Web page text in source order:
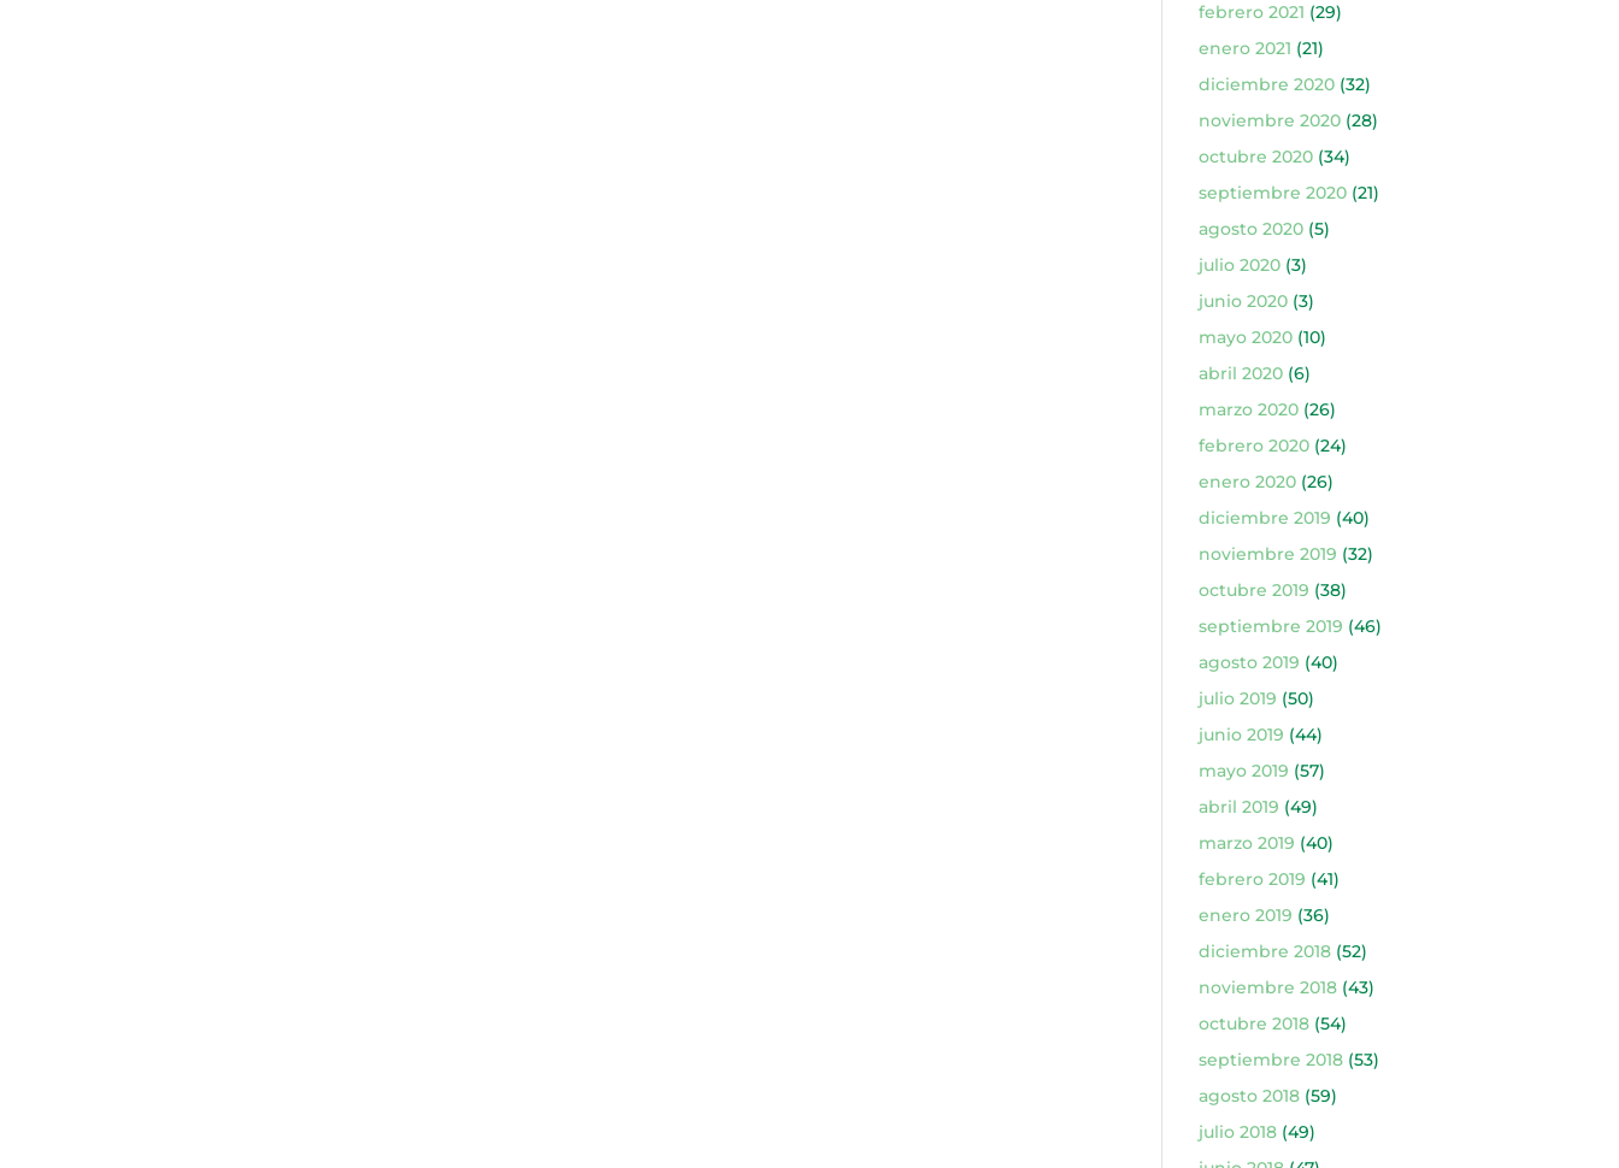
febrero 2021 (29)
enero 2021 (21)
diciembre 2020(32)
noviembre 2020(28)
octubre 2020(34)
septiembre 2020(21)
agosto 2020(5)
julio 2020(3)
junio 2020(3)
mayo 2020(10)
abril 2020(6)
marzo 2020(26)
febrero 2020(24)
enero 2020(26)
diciembre 2019 (40)
noviembre 2019 (32)
octubre 2019 (38)
septiembre 2019 (46)
agosto 2019 (40)
julio 2019 (50)
junio 2019 (44)
mayo 2019 (57)
abril 2019 (49)
marzo 2019 (40)
febrero 2019 (41)
enero 2019 (36)
diciembre 2018(52)
noviembre 2018(43)
octubre 2018(54)
septiembre 2018(53)
agosto 2018(59)
julio 2018(49)